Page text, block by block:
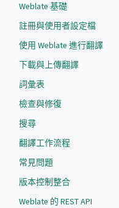
Weblate 基礎
註冊與使用者設定檔
使用 Weblate 進行翻譯
下載與上傳翻譯
詞彙表
檢查與修復
搜尋
翻譯工作流程
常見問題
版本控制整合
Weblate 的 REST API